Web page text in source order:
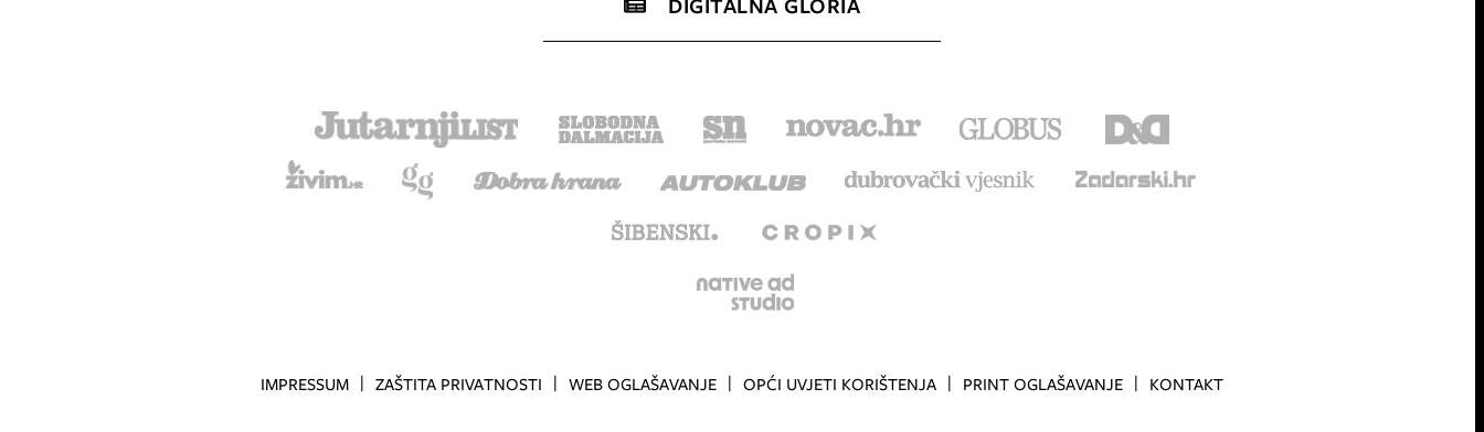
DIGITALNA GLORIA
IMPRESSUM ZAŠTITA PRIVATNOSTI WEB OGLAŠAVANJE OPĆI UVJETI KORIŠTENJA PRINT OGLAŠAVANJE KONTAKT